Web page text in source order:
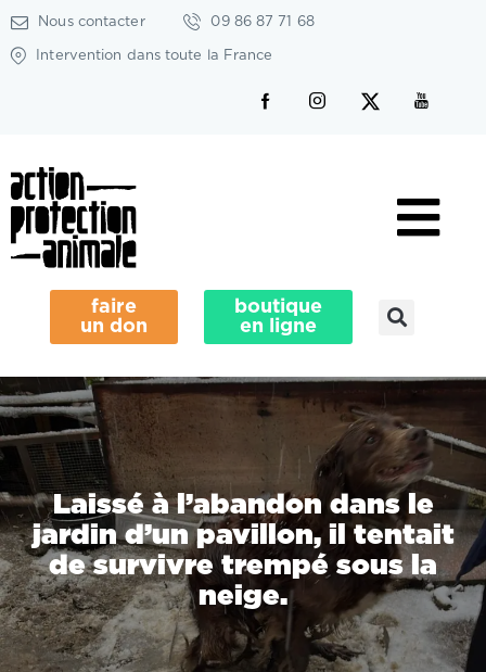
Nous contacter 09 86 87 71 68
Intervention dans toute la France
faire
un don
boutique
en ligne
Laissé à l’abandon dans le
jardin d’un pavillon, il tentait
de survivre trempé sous la
neige.